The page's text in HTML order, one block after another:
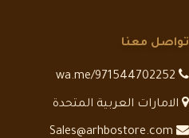
تواصل معنا
الامارات العربية المتحدة